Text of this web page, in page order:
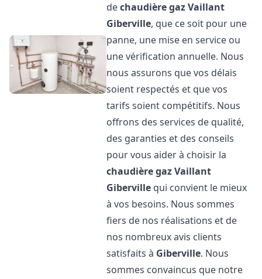
dechaudière gaz Vaillant
Giberville, que ce soit pour une
panne, une mise en service ou
une vérification annuelle. Nous
nous assurons que vos délais
soient respectés et que vos
tarifs soient compétitifs. Nous
offrons des services de qualité,
des garanties et des conseils
pour vous aider à choisir la
chaudière gaz Vaillant
Giberville qui convient le mieux
à vos besoins. Nous sommes
fiers de nos réalisations et de
nos nombreux avis clients
satisfaits à Giberville. Nous
sommes convaincus que notre